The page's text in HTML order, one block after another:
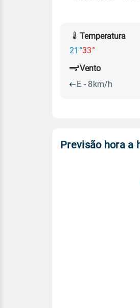
Temperatura
21°33°
Vento
E - 8km/h
Previsão hora a